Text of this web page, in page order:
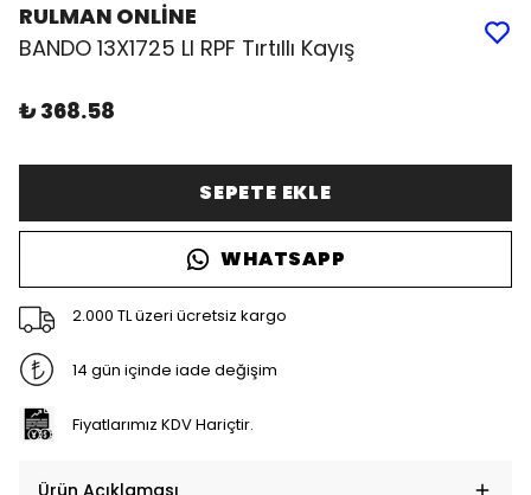
RULMAN ONLİNE
BANDO 13X1725 LI RPF Tırtıllı Kayış
₺ 368.58
SEPETE EKLE
WHATSAPP
2.000 TL üzeri ücretsiz kargo
14 gün içinde iade değişim
Fiyatlarımız KDV Hariçtir.
Ürün Açıklaması